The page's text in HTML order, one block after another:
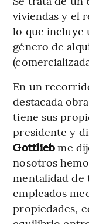
viviendas y el
lo que incluye
género de
En un
destacada
tiene sus
presidente y
Gottliebme
nosotros
mentalidad de
empleados
propiedades,